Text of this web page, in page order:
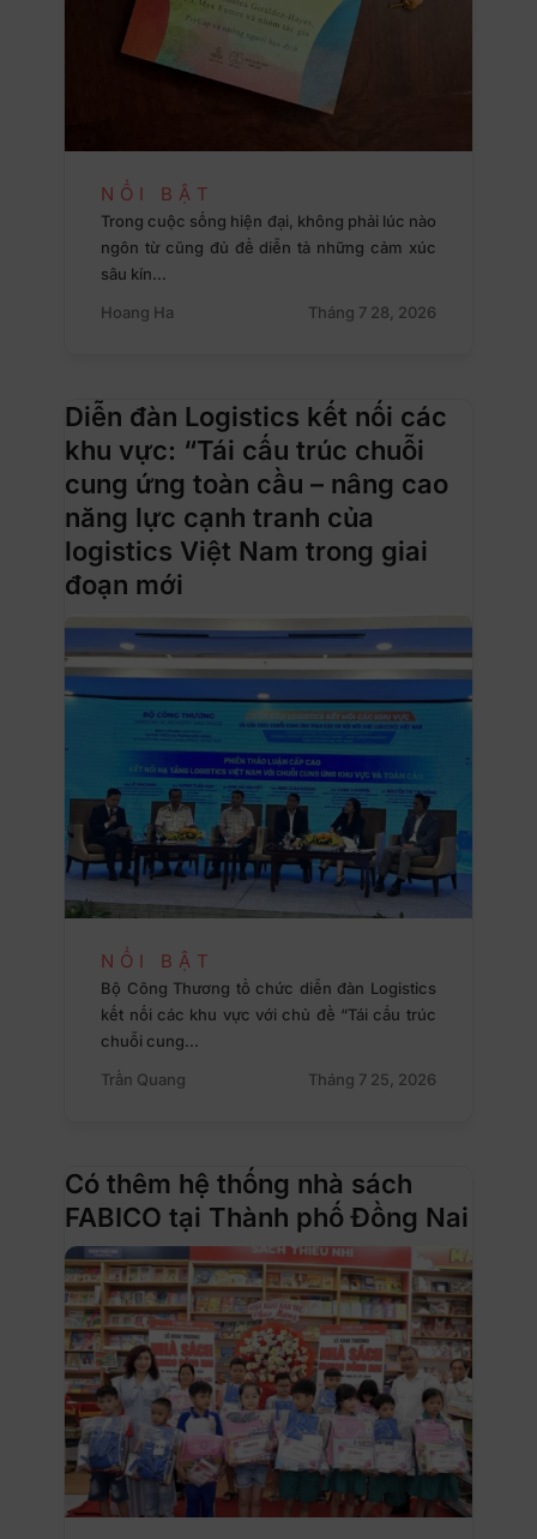
NỔI BẬT
Trong cuộc sống hiện đại, không phải lúc nào
ngôn từ cũng đủ để diễn tả những cảm xúc
sâu kín…
Hoang Ha
Tháng 7 28, 2026
Diễn đàn Logistics kết nối các
khu vực: “Tái cấu trúc chuỗi
cung ứng toàn cầu – nâng cao
năng lực cạnh tranh của
logistics Việt Nam trong giai
đoạn mới
NỔI BẬT
Bộ Công Thương tổ chức diễn đàn Logistics
kết nối các khu vực với chủ đề “Tái cấu trúc
chuỗi cung…
Trần Quang
Tháng 7 25, 2026
Có thêm hệ thống nhà sách
FABICO tại Thành phố Đồng Nai